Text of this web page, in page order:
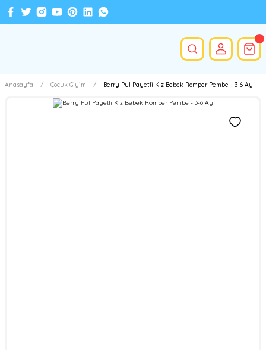
Anasayfa Çocuk Giyim Berry Pul Payetli Kız Bebek Romper Pembe - 3-6 Ay